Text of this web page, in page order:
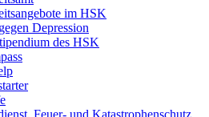
im HSK
Depression
des HSK
Feuer- und Katastrophenschutz